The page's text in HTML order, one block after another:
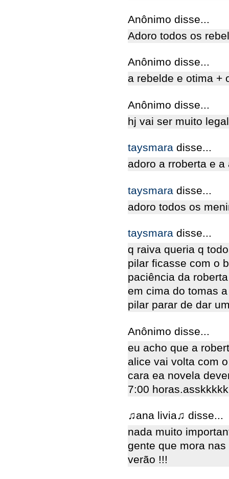
Anônimo disse...
Adoro todos os
Anônimo disse...
a rebelde e otima +
Anônimo disse...
hj vai ser muito legal
taysmara disse...
adoro a rroberta e
taysmara disse...
adoro todos os
taysmara disse...
q raiva queria q
pilar ficasse com o
paciência da
em cima do tomas
pilar parar de dar
Anônimo disse...
eu acho que a
alice vai volta com
cara ea novela
7:00
♫ana livia♫ disse...
nada muito
gente que mora
verão !!!